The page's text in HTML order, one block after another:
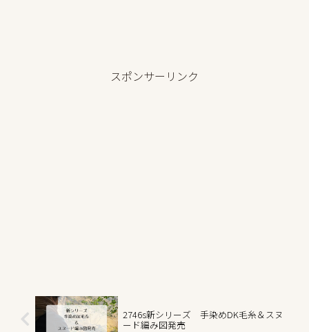
スポンサーリンク
2746s新シリーズ 手染めDK毛糸＆スヌ
ード編み図発売